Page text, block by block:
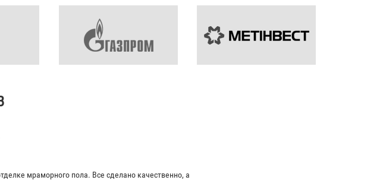
мраморного пола. Все сделано качественно, а